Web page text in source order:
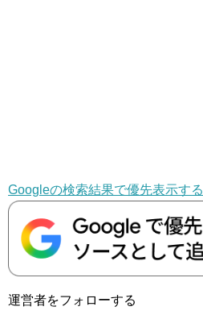
Googleの検索結果で優先表示する
運営者をフォローする